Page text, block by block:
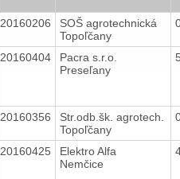
20160206
SOŠ agrotechnická
Topoľčany
20160404
Pacra s.r.o.
Preseľany
20160356
Str.odb.šk. agrotech.
Topoľčany
20160425
Elektro Alfa
Nemčice